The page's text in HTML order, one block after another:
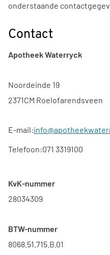
onderstaande
Contact
Apotheek Waterryck
Noordeinde 19
2371CM Roelofarendsveen
E-mail:
Telefoon:071 3319100
KvK-nummer
28034309
BTW-nummer
8068.51.715.B.01